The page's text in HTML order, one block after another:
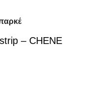
– CHENE